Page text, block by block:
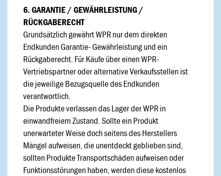
6. GARANTIE / GEWÄHRLEISTUNG /
RÜCKGABERECHT
Grundsätzlich gewährt WPR nur dem direkten
Endkunden Garantie- Gewährleistung und ein
Rückgaberecht. Für Käufe über einen WPR-
Vertriebspartner oder alternative Verkaufsstellen ist
die jeweilige Bezugsquelle des Endkunden
verantwortlich.
Die Produkte verlassen das Lager der WPR in
einwandfreiem Zustand. Sollte ein Produkt
unerwarteter Weise doch seitens des Herstellers
Mängel aufweisen, die unentdeckt geblieben sind,
sollten Produkte Transportschäden aufweisen oder
Funktionsstörungen haben, werden diese kostenlos